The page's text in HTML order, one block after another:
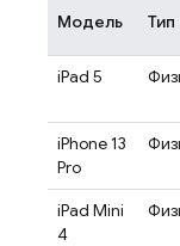
Модель Тип
iPad 5
iPhone 13
Pro
iPad Mini
4